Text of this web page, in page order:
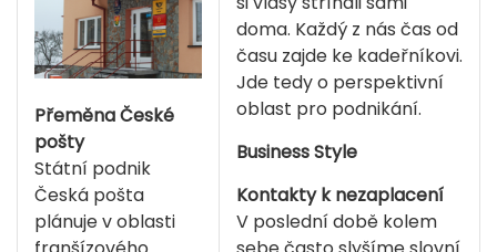
Přeměna České
pošty
Státní podnik
Česká pošta
plánuje v oblasti
doma. Každý z nás čas od
času zajde ke kadeřníkovi.
Jde tedy o perspektivní
oblast pro podnikání.
Business Style
Kontakty k nezaplacení
V poslední době kolem